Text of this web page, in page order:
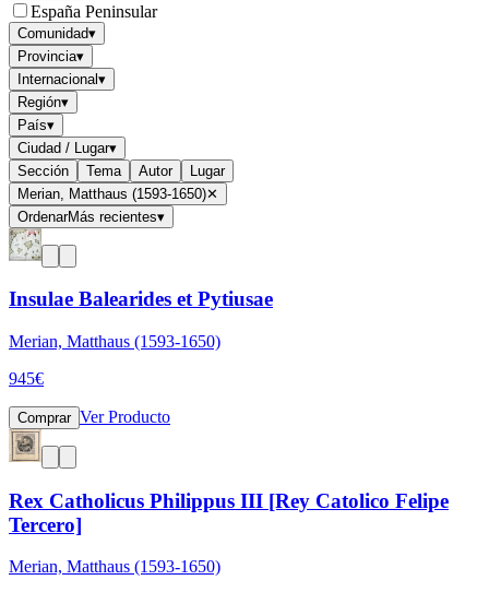
España Peninsular
Comunidad▾
Provincia▾
Internacional▾
Región▾
País▾
Ciudad / Lugar▾
Sección
Tema Autor
Lugar
Merian, Matthaus (1593-1650)✕
OrdenarMás recientes▾
Insulae Balearides et Pytiusae
Merian, Matthaus (1593-1650)
945€
Comprar Ver Producto
Rex Catholicus Philippus III [Rey Catolico Felipe
Tercero]
Merian, Matthaus (1593-1650)